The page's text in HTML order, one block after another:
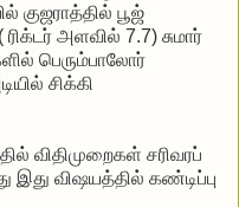
குஜராத்தில் பூஜ்
அளவில் 7.7) சுமார்
பெரும்பாலோர்
சிக்கி
விதிமுறைகள் சரிவரப்
இது விஷயத்தில் கண்டிப்பு